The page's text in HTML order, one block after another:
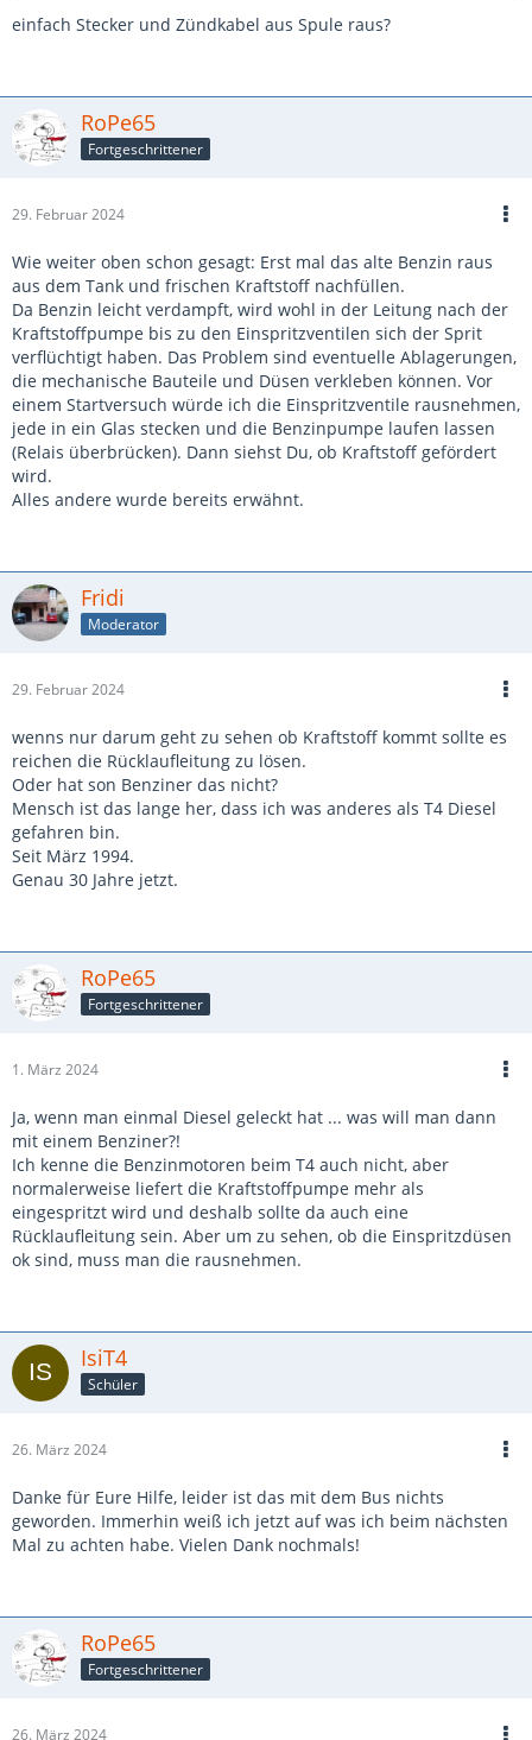
einfach Stecker und Zündkabel aus Spule raus?
RoPe65
Fortgeschrittener
29. Februar 2024
Wie weiter oben schon gesagt: Erst mal das alte Benzin raus
aus dem Tank und frischen Kraftstoff nachfüllen.
Da Benzin leicht verdampft, wird wohl in der Leitung nach der
Kraftstoffpumpe bis zu den Einspritzventilen sich der Sprit
verflüchtigt haben. Das Problem sind eventuelle Ablagerungen,
die mechanische Bauteile und Düsen verkleben können. Vor
einem Startversuch würde ich die Einspritzventile rausnehmen,
jede in ein Glas stecken und die Benzinpumpe laufen lassen
(Relais überbrücken). Dann siehst Du, ob Kraftstoff gefördert
wird.
Alles andere wurde bereits erwähnt.
Fridi
Moderator
29. Februar 2024
wenns nur darum geht zu sehen ob Kraftstoff kommt sollte es
reichen die Rücklaufleitung zu lösen.
Oder hat son Benziner das nicht?
Mensch ist das lange her, dass ich was anderes als T4 Diesel
gefahren bin.
Seit März 1994.
Genau 30 Jahre jetzt.
RoPe65
Fortgeschrittener
1. März 2024
Ja, wenn man einmal Diesel geleckt hat ... was will man dann
mit einem Benziner?!
Ich kenne die Benzinmotoren beim T4 auch nicht, aber
normalerweise liefert die Kraftstoffpumpe mehr als
eingespritzt wird und deshalb sollte da auch eine
Rücklaufleitung sein. Aber um zu sehen, ob die Einspritzdüsen
ok sind, muss man die rausnehmen.
IsiT4
Schüler
26. März 2024
Danke für Eure Hilfe, leider ist das mit dem Bus nichts
geworden. Immerhin weiß ich jetzt auf was ich beim nächsten
Mal zu achten habe. Vielen Dank nochmals!
RoPe65
Fortgeschrittener
26. März 2024